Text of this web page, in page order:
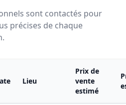
sont contactés pour
précises de chaque
Lieu
Prix de
vente
estimé